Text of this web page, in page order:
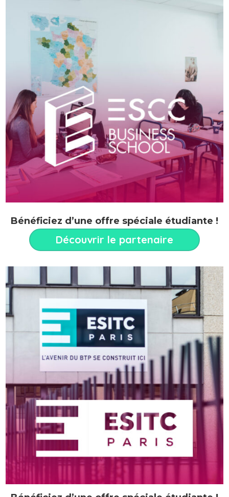
Bénéficiez d’une offre spéciale étudiante !
Découvrir le partenaire